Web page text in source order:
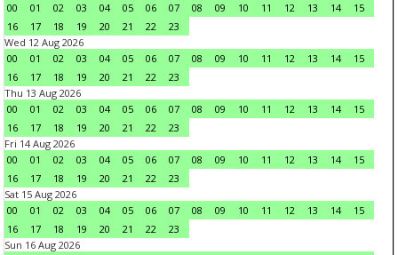
00
01 02 03 04 05 06 07 08 09 10 11 12 13 14
15
16
17 18 19 20 21 22
23
Wed 12 Aug 2026
00
01 02 03 04 05 06 07 08 09 10 11 12 13 14
15
16
17 18 19 20 21 22
23
Thu 13 Aug 2026
00
01 02 03 04 05 06 07 08 09 10 11 12 13 14
15
16
17 18 19 20 21 22
23
Fri 14 Aug 2026
00
01 02 03 04 05 06 07 08 09 10 11 12 13 14
15
16
17 18 19 20 21 22
23
Sat 15 Aug 2026
00
01 02 03 04 05 06 07 08 09 10 11 12 13 14
15
16
17 18 19 20 21 22
23
Sun 16 Aug 2026